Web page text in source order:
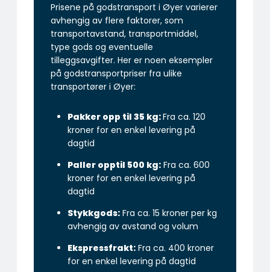
Prisene på godstransport i Øyer varierer
avhengig av flere faktorer, som
transportavstand, transportmiddel,
type gods og eventuelle
tilleggsavgifter. Her er noen eksempler
på godstransportpriser fra ulike
transportører i Øyer:
Pakker opp til 35 kg:Fra ca. 120
kroner for en enkel levering på
dagtid
Paller opptil 500 kg: Fra ca. 600
kroner for en enkel levering på
dagtid
Stykkgods: Fra ca. 15 kroner per kg
avhengig av avstand og volum
Ekspressfrakt: Fra ca. 400 kroner
for en enkel levering på dagtid